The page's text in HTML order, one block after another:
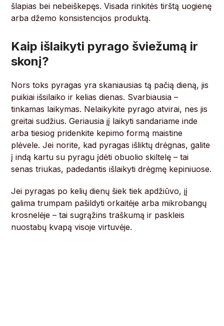
šlapias bei nebeiškepęs. Visada rinkitės tirštą uogienę
arba džemo konsistencijos produktą.
Kaip išlaikyti pyrago šviežumą ir
skonį?
Nors toks pyragas yra skaniausias tą pačią dieną, jis
puikiai išsilaiko ir kelias dienas. Svarbiausia –
tinkamas laikymas. Nelaikykite pyrago atvirai, nes jis
greitai sudžius. Geriausia jį laikyti sandariame inde
arba tiesiog pridenkite kepimo formą maistine
plėvele. Jei norite, kad pyragas išliktų drėgnas, galite
į indą kartu su pyragu įdėti obuolio skiltelę – tai
senas triukas, padedantis išlaikyti drėgmę kepiniuose.
Jei pyragas po kelių dienų šiek tiek apdžiūvo, jį
galima trumpam pašildyti orkaitėje arba mikrobangų
krosnelėje – tai sugrąžins traškumą ir paskleis
nuostabų kvapą visoje virtuvėje.